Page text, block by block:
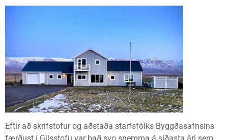
Eftir að skrifstofur og aðstaða starfsfólks Byggðasafnsins